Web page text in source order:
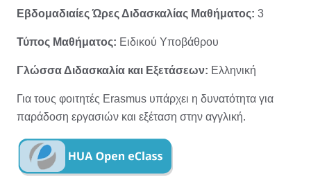
Εβδομαδιαίες Ώρες Διδασκαλίας Μαθήματος: 3
Τύπος Μαθήματος: Ειδικού Υποβάθρου
Γλώσσα Διδασκαλία και Εξετάσεων: Ελληνική
Για τους φοιτητές Erasmus υπάρχει η δυνατότητα για
παράδοση εργασιών και εξέταση στην αγγλική.